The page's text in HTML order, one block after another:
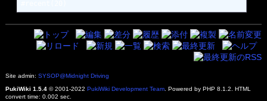
Site admin: SYSOP@Midnight Driving
PukiWiki 1.5.4© 2001-2022 PukiWiki Development Team. Powered by PHP 8.1.2. HTML
convert time: 0.002 sec.